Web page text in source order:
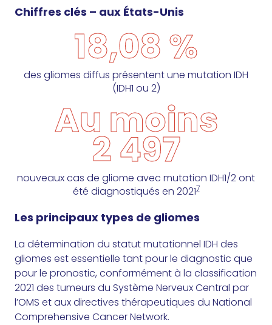
Chiffres clés – aux États-Unis
18,08 %
des gliomes diffus présentent une mutation IDH
(IDH1 ou 2)
Au moins
2 497
nouveaux cas de gliome avec mutation IDH1/2 ont
été diagnostiqués en 20217
Les principaux types de gliomes
La détermination du statut mutationnel IDH des
gliomes est essentielle tant pour le diagnostic que
pour le pronostic, conformément à la classification
2021 des tumeurs du Système Nerveux Central par
l’OMS et aux directives thérapeutiques du National
Comprehensive Cancer Network.